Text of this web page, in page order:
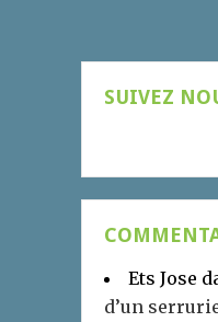
SUIVEZ
Ets Jose
d’un